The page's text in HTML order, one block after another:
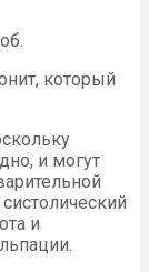
который
и могут
и